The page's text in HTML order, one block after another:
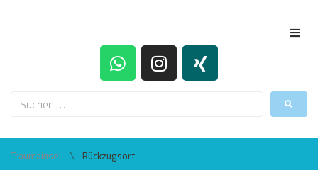
Traumainsel \ Rückzugsort